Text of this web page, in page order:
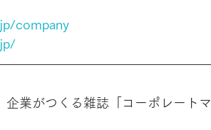
company
業がつくる雑誌「コーポレート